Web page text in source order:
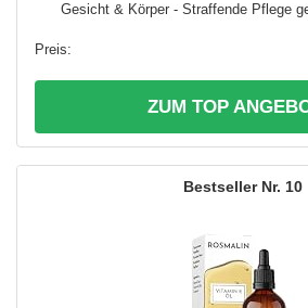
Gesicht & Körper - Straffende Pflege
ZUM TOP
10